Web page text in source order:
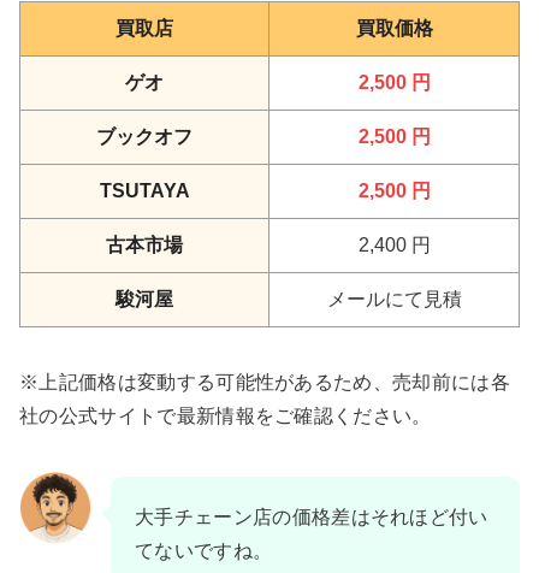
買取店 買取価格
ゲオ 2,500 円
ブックオフ 2,500 円
TSUTAYA 2,500 円
古本市場 2,400 円
駿河屋 メールにて見積
※上記価格は変動する可能性があるため、売却前には各
社の公式サイトで最新情報をご確認ください。
大手チェーン店の価格差はそれほど付い
てないですね。